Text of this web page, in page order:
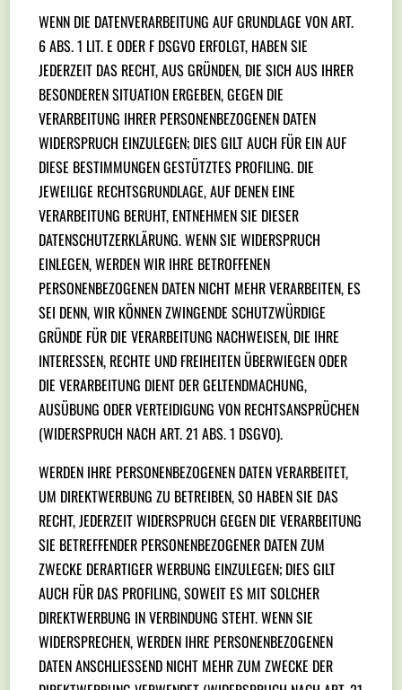
WENN DIE DATENVERARBEITUNG AUF GRUNDLAGE VON ART.
6 ABS. 1 LIT. E ODER F DSGVO ERFOLGT, HABEN SIE
JEDERZEIT DAS RECHT, AUS GRÜNDEN, DIE SICH AUS IHRER
BESONDEREN SITUATION ERGEBEN, GEGEN DIE
VERARBEITUNG IHRER PERSONENBEZOGENEN DATEN
WIDERSPRUCH EINZULEGEN; DIES GILT AUCH FÜR EIN AUF
DIESE BESTIMMUNGEN GESTÜTZTES PROFILING. DIE
JEWEILIGE RECHTSGRUNDLAGE, AUF DENEN EINE
VERARBEITUNG BERUHT, ENTNEHMEN SIE DIESER
DATENSCHUTZERKLÄRUNG. WENN SIE WIDERSPRUCH
EINLEGEN, WERDEN WIR IHRE BETROFFENEN
PERSONENBEZOGENEN DATEN NICHT MEHR VERARBEITEN, ES
SEI DENN, WIR KÖNNEN ZWINGENDE SCHUTZWÜRDIGE
GRÜNDE FÜR DIE VERARBEITUNG NACHWEISEN, DIE IHRE
INTERESSEN, RECHTE UND FREIHEITEN ÜBERWIEGEN ODER
DIE VERARBEITUNG DIENT DER GELTENDMACHUNG,
AUSÜBUNG ODER VERTEIDIGUNG VON RECHTSANSPRÜCHEN
(WIDERSPRUCH NACH ART. 21 ABS. 1 DSGVO).
WERDEN IHRE PERSONENBEZOGENEN DATEN VERARBEITET,
UM DIREKTWERBUNG ZU BETREIBEN, SO HABEN SIE DAS
RECHT, JEDERZEIT WIDERSPRUCH GEGEN DIE VERARBEITUNG
SIE BETREFFENDER PERSONENBEZOGENER DATEN ZUM
ZWECKE DERARTIGER WERBUNG EINZULEGEN; DIES GILT
AUCH FÜR DAS PROFILING, SOWEIT ES MIT SOLCHER
DIREKTWERBUNG IN VERBINDUNG STEHT. WENN SIE
WIDERSPRECHEN, WERDEN IHRE PERSONENBEZOGENEN
DATEN ANSCHLIESSEND NICHT MEHR ZUM ZWECKE DER